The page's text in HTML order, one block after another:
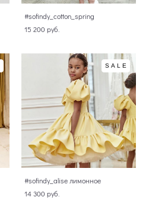
#sofindy_cotton_spring
15 200 pуб.
SALE
#sofindy_alise лимонное
14 300 pуб.